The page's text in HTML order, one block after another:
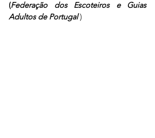
(Federação dos Escoteiros e Guias
Adultos de Portugal )